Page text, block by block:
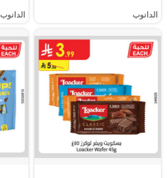
الدانوب الدانوب